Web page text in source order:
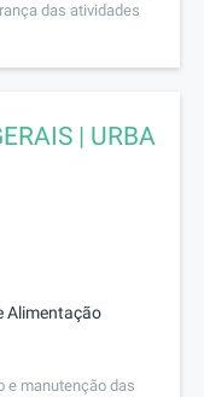
das atividades
| URBA
Alimentação
e manutenção das